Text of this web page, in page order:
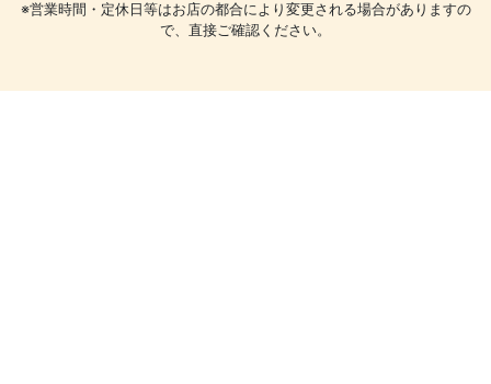
※営業時間・定休日等はお店の都合により変更される場合がありますの
で、直接ご確認ください。